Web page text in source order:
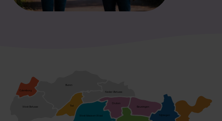
Nijmegen
Beuningen
Druten
West Maas en Waal
Neder-Betuwe
Tiel
Buren
Culemborg
West Betuwe